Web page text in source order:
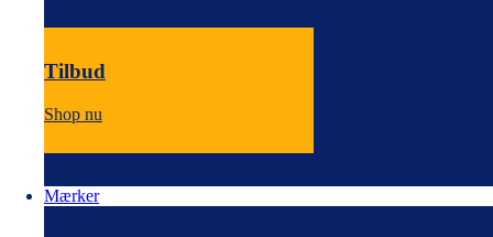
Tilbud
Shop nu
Mærker